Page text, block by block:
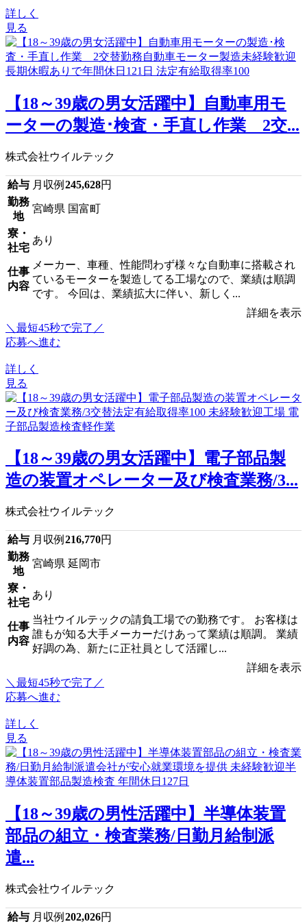
詳しく
見る
【18～39歳の男女活躍中】自動車用モ
ーターの製造･検査・手直し作業 2交...
株式会社ウイルテック
給与 月収例 245,628円
勤務
地
宮崎県 国富町
寮・
社宅
あり
仕事
内容
メーカー、車種、性能問わず様々な自動車に搭載され
ているモーターを製造してる工場なので、業績は順調
です。 今回は、業績拡大に伴い、新しく...
詳細を表示
＼最短45秒で完了／
応募へ進む
詳しく
見る
【18～39歳の男女活躍中】電子部品製
造の装置オペレーター及び検査業務/3...
株式会社ウイルテック
給与 月収例 216,770円
勤務
地
宮崎県 延岡市
寮・
社宅
あり
仕事
内容
当社ウイルテックの請負工場での勤務です。 お客様は
誰もが知る大手メーカーだけあって業績は順調。 業績
好調の為、新たに正社員として活躍し...
詳細を表示
＼最短45秒で完了／
応募へ進む
詳しく
見る
【18～39歳の男性活躍中】半導体装置
部品の組立・検査業務/日勤月給制派
遣...
株式会社ウイルテック
給与 月収例 202,026円